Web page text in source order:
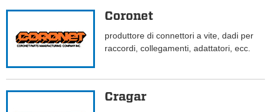
Coronet
produttore di connettori a vite, dadi per
raccordi, collegamenti, adattatori, ecc.
Cragar